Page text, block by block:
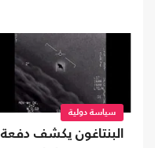
سياسة دولية
البنتاغون يكشف دفعة